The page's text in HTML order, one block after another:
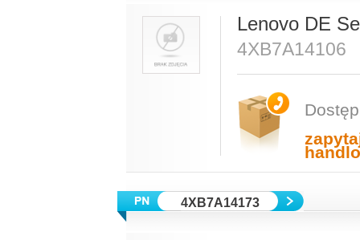
Lenovo DE
4XB7A14106
4XB7A14173